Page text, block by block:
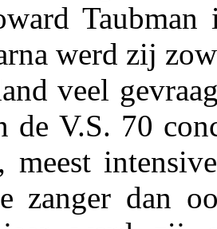
werd zij
veel
de V.S. 70
meest
zanger dan